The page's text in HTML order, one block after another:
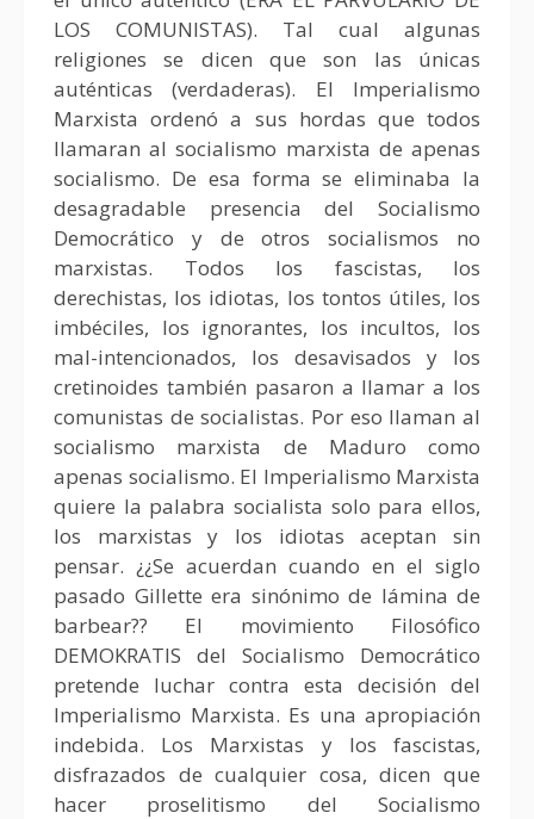
LOS COMUNISTAS). Tal cual algunas
religiones se dicen que son las únicas
auténticas (verdaderas). El Imperialismo
Marxista ordenó a sus hordas que todos
llamaran al socialismo marxista de apenas
socialismo. De esa forma se eliminaba la
desagradable presencia del Socialismo
Democrático y de otros socialismos no
marxistas. Todos los fascistas, los
derechistas, los idiotas, los tontos útiles, los
imbéciles, los ignorantes, los incultos, los
mal-intencionados, los desavisados y los
cretinoides también pasaron a llamar a los
comunistas de socialistas. Por eso llaman al
socialismo marxista de Maduro como
apenas socialismo. El Imperialismo Marxista
quiere la palabra socialista solo para ellos,
los marxistas y los idiotas aceptan sin
pensar. ¿¿Se acuerdan cuando en el siglo
pasado Gillette era sinónimo de lámina de
barbear?? El movimiento Filosófico
DEMOKRATIS del Socialismo Democrático
pretende luchar contra esta decisión del
Imperialismo Marxista. Es una apropiación
indebida. Los Marxistas y los fascistas,
disfrazados de cualquier cosa, dicen que
hacer proselitismo del Socialismo